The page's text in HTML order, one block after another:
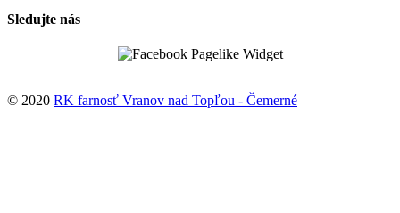
Sledujte nás
© 2020 RK farnosť Vranov nad Topľou - Čemerné